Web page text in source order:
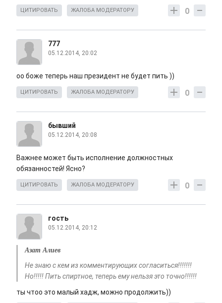
0
ЦИТИРОВАТЬ ЖАЛОБА МОДЕРАТОРУ
777
05.12.2014, 20:02
оо боже теперь наш президент не будет пить ))
0
ЦИТИРОВАТЬ ЖАЛОБА МОДЕРАТОРУ
бывший
05.12.2014, 20:08
Важнее может быть исполнение должностных
обязанностей! Ясно?
0
ЦИТИРОВАТЬ ЖАЛОБА МОДЕРАТОРУ
гость
05.12.2014, 20:12
Азат Алиев
Не знаю с кем из комментирующих согласиться!!!!!!!
Но!!!!! Пить спиртное, теперь ему нельзя это точно!!!!!!
ты чтоо это малый хадж, можно продолжить))